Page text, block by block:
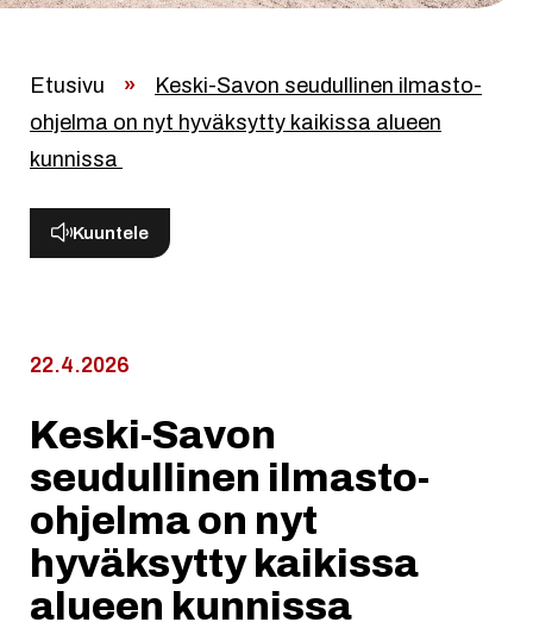
Etusivu »
Keski-Savon seudullinen ilmasto-
ohjelma on nyt hyväksytty kaikissa alueen
kunnissa
Kuuntele
22.4.2026
Keski-Savon
seudullinen ilmasto-
ohjelma on nyt
hyväksytty kaikissa
alueen kunnissa